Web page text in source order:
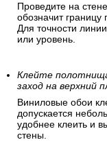
Проведите на
обозначит
Для точности
или уровень.
Клейте
заход на верхний
Виниловые обои
допускается
удобнее клеить и
стены.